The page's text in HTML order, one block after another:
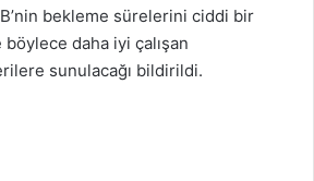
bekleme sürelerini ciddi bir
daha iyi çalışan
sunulacağı bildirildi.